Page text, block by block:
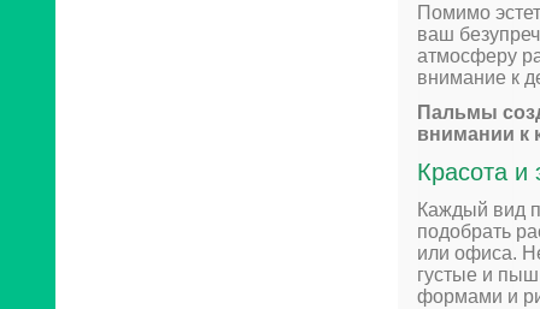
Помимо
ваш
атмосферу
внимание к
Пальмы
внимании к
Красота и
Каждый вид
подобрать
или офиса.
густые и
формами и